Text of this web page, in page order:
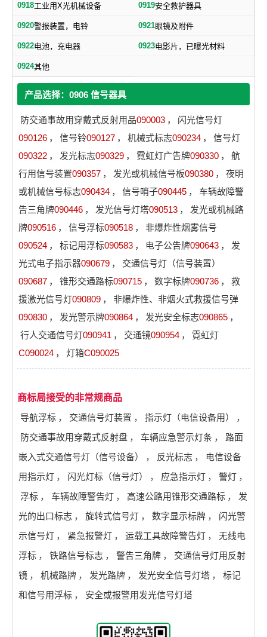
0918工业用X光机械设备 0919安全救护器具
0920警报装置，电铃 0921眼镜及附件
0922电池，充电器 0923电影片，已曝光材料
0924其他
产品选择：0906 信号器具
防交通事故用穿戴式反射用品090003 ，
闪光信号灯
090126 ， 信号铃090127 ， 机械式标志090234 ，
信号灯
090322 ， 发光标志090329 ， 霓虹灯广告牌090330 ，
航
行用信号装置090357 ， 发光或机械信号板090380 ，
夜明
或机械信号标志090434 ， 信号哨子090445 ，
车辆故障警
告三角牌090446 ， 发光信号灯塔090513 ，
发光或机械路
牌090516 ， 信号浮标090518 ，
非爆炸性烟雾信号
090524 ， 标记用浮标090583 ， 电子公告牌090643 ，
发
光式电子指示器090679 ，
交通信号灯（信号装置）
090687 ， 锥形交通路标090715 ， 数字标牌090736 ，
救
援激光信号灯090809 ，
非爆炸性、非烟火式救援信号弹
090830 ， 发光警示牌090864 ， 发光安全标志090865 ，
行人交通信号灯090941 ， 交通镜090954 ，
霓虹灯
C090024 ， 灯箱C090025
商标局接受的非常规商品
导航浮标 ， 交通信号灯装置 ， 指示灯（电信设备用）
，
防交通事故用穿戴式反射盘 ， 车辆应急警示灯条 ，
路面
嵌入式交通信号灯（信号设备）
， 反光标志 ，
电信设备
用指示灯 ， 闪光灯标（信号灯） ， 应急指示灯 ， 警灯 ，
浮标 ， 车辆故障警告灯 ， 高速公路用锥形交通路标 ，
发
光的出口标志 ， 旋转式信号灯 ， 数字显示标牌 ，
闪光警
示信号灯 ， 紧急报警灯 ， 运载工具故障警告灯 ，
无线电
浮标 ， 铁路信号标志 ， 警告三角牌 ，
交通信号灯用反射
镜 ， 机械路牌 ， 发光路牌 ， 发光安全信号灯塔 ，
标记
和信号用浮标 ， 安全或报警用发光信号灯塔